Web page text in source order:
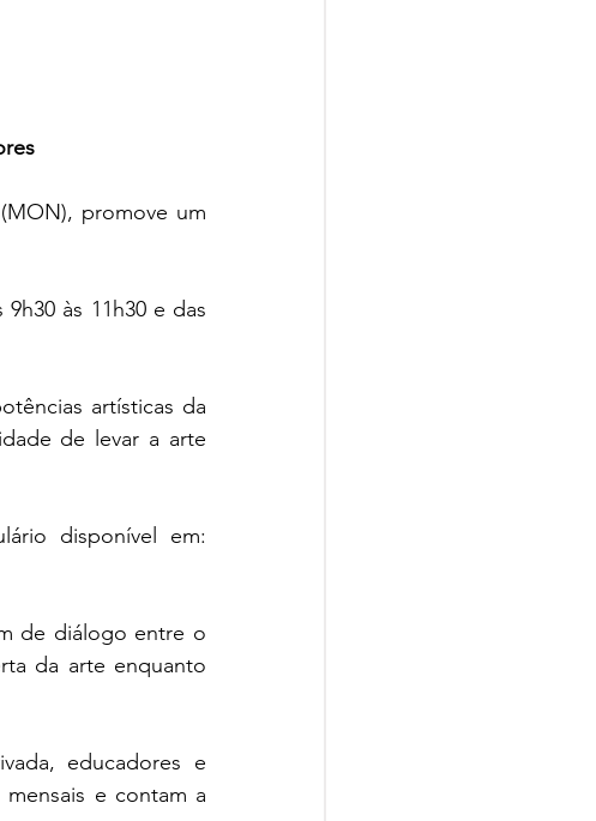
promove um
às 11h30 e das
artísticas da
de levar a arte
de diálogo entre o
da arte enquanto
educadores e
e contam a